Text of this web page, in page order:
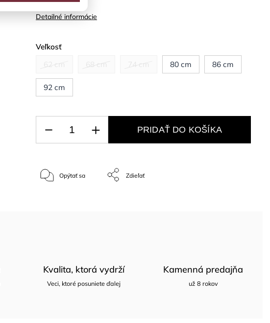
Detailné informácie
Veľkosť
80 cm 86 cm
92 cm
PRIDAŤ DO KOŠÍKA
Opýtať sa Zdieľať
Kvalita, ktorá vydrží
Veci, ktoré posuniete ďalej
Kamenná predajňa
už 8 rokov